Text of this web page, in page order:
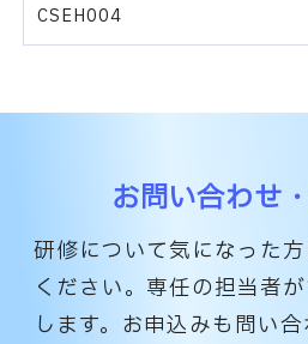
CSEH004
お問い合わせ
研修について気になった
ください。専任の担当者
します。 お申込みも問い